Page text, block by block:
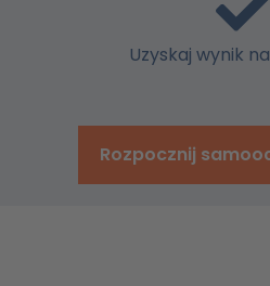
Uzyskaj wynik
Rozpocznij